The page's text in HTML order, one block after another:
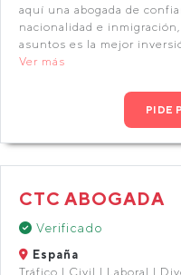
aquí una abogada de
nacionalidad e
asuntos es la mejor
Ver más
PIDE
CTC ABOGADA
Verificado
España
Tráfico | Civil | Laboral |